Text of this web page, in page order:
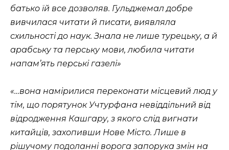
батько їй все дозволяв. Гульджемал добре
вивчилася читати й писати, виявляла
схильності до наук. Знала не лише турецьку, а й
арабську та перську мови, любила читати
напам’ять перські газелі»
«…вона намірилися переконати місцевий люд у
тім, що порятунок Учтурфана невіддільний від
відродження Кашгару, з якого слід вигнати
китайців, захопивши Нове Місто. Лише в
рішучому подоланні ворога запорука змін на